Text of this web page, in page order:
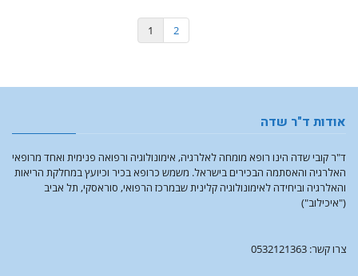
1 2
אודות ד"ר שדה
ד"ר קובי שדה הינו רופא מומחה לאלרגיה, אימונולוגיה ורפואה פנימית ואחד מרופאי
האלרגיה והאסתמה הבכירים בישראל. משמש כרופא בכיר וכיועץ במחלקת הריאות
והאלרגיה וביחידה לאימונולוגיה קלינית שבמרכז הרפואי, סוראסקי, תל אביב
("איכילוב")
צרו קשר: 0532121363